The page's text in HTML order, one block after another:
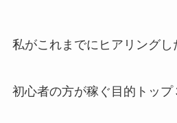
私がこれまでにヒアリングし
初心者の方が稼ぐ目的トップ